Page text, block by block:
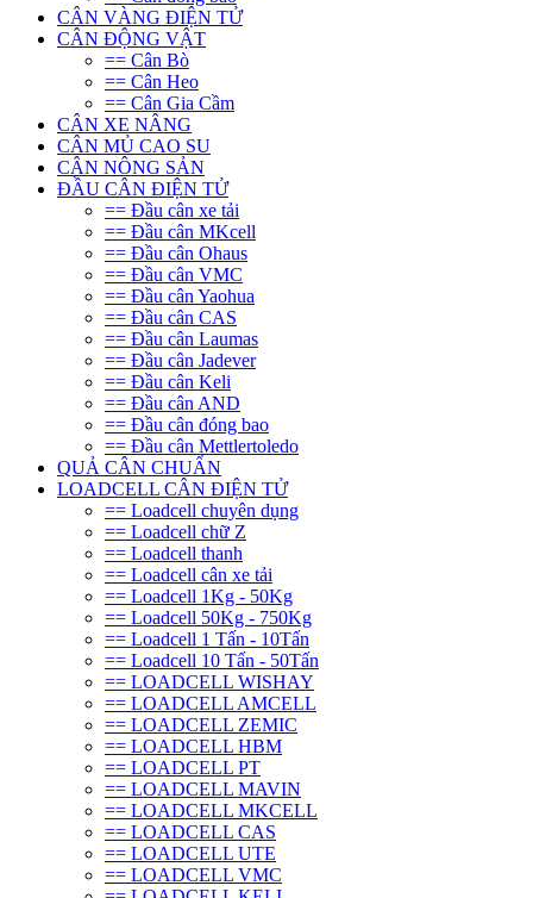
CÂN VÀNG ĐIỆN TỬ
CÂN ĐỘNG VẬT
== Cân Bò
== Cân Heo
== Cân Gia Cầm
CÂN XE NÂNG
CÂN MỦ CAO SU
CÂN NÔNG SẢN
ĐẦU CÂN ĐIỆN TỬ
== Đầu cân xe tải
== Đầu cân MKcell
== Đầu cân Ohaus
== Đầu cân VMC
== Đầu cân Yaohua
== Đầu cân CAS
== Đầu cân Laumas
== Đầu cân Jadever
== Đầu cân Keli
== Đầu cân AND
== Đầu cân đóng bao
== Đầu cân Mettlertoledo
QUẢ CÂN CHUẨN
LOADCELL CÂN ĐIỆN TỬ
== Loadcell chuyên dụng
== Loadcell chữ Z
== Loadcell thanh
== Loadcell cân xe tải
== Loadcell 1Kg - 50Kg
== Loadcell 50Kg - 750Kg
== Loadcell 1 Tấn - 10Tấn
== Loadcell 10 Tấn - 50Tấn
== LOADCELL WISHAY
== LOADCELL AMCELL
== LOADCELL ZEMIC
== LOADCELL HBM
== LOADCELL PT
== LOADCELL MAVIN
== LOADCELL MKCELL
== LOADCELL CAS
== LOADCELL UTE
== LOADCELL VMC